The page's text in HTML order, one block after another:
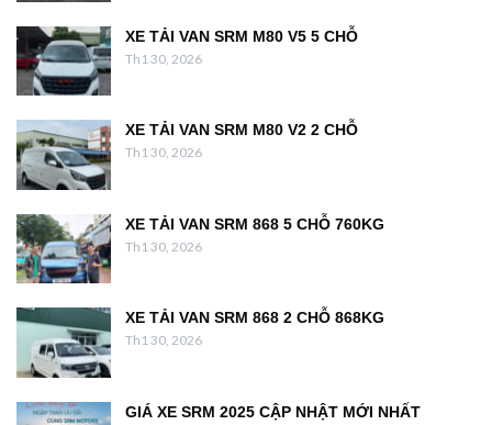
XE TẢI VAN SRM M80 V5 5 CHỖ
Th1 30, 2026
XE TẢI VAN SRM M80 V2 2 CHỖ
Th1 30, 2026
XE TẢI VAN SRM 868 5 CHỖ 760KG
Th1 30, 2026
XE TẢI VAN SRM 868 2 CHỖ 868KG
Th1 30, 2026
GIÁ XE SRM 2025 CẬP NHẬT MỚI NHẤT